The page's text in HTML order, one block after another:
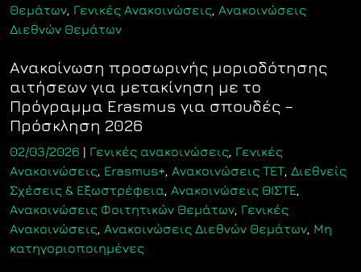
Θεμάτων, Γενικές Ανακοινώσεις, Ανακοινώσεις
Διεθνών Θεμάτων
Ανακοίνωση προσωρινής μοριοδότησης
αιτήσεων για μετακίνηση με το
Πρόγραμμα Erasmus για σπουδές –
Πρόσκληση 2026
02/03/2026 | Γενικές ανακοινώσεις, Γενικές
Ανακοινώσεις, Erasmus+, Ανακοινώσεις ΤΕΤ, Διεθνείς
Σχέσεις & Εξωστρέφεια, Ανακοινώσεις ΘΙΣΤΕ,
Ανακοινώσεις Φοιτητικών Θεμάτων, Γενικές
Ανακοινώσεις, Ανακοινώσεις Διεθνών Θεμάτων, Μη
κατηγοριοποιημένες